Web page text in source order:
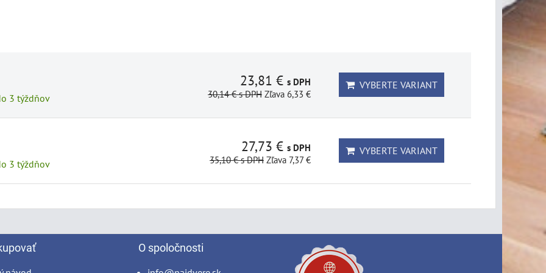
3 týždňov
23,81 € s DPH
30,14 €s DPH Zľava 6,33 €
VYBERTE VARIANT
3 týždňov
27,73 € s DPH
35,10 €s DPH Zľava 7,37 €
VYBERTE VARIANT
O spoločnosti